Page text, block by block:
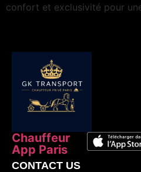
confort et exclusivité pour
Chauffeur
App Paris
CONTACT US